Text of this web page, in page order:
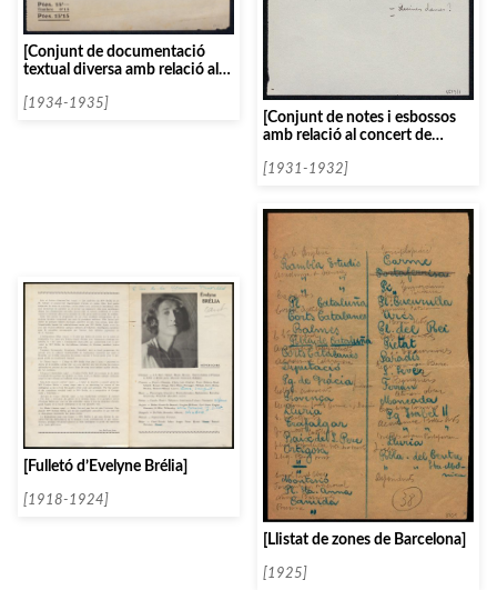
[Conjunt de documentació
textual diversa amb relació al
Singers]
[1934-1935]
[Conjunt de notes i esbossos
amb relació al concert de
[1931-1932]
[Fulletó d’Évelyne Brélia]
[1918-1924]
[Llistat de zones de Barcelona]
[1925]